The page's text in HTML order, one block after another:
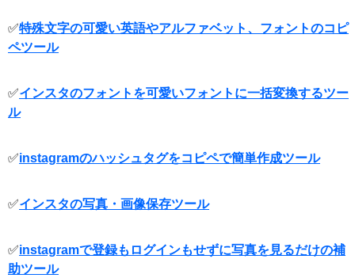
✅特殊文字の可愛い英語やアルファベット、フォントのコピ
ペツール
✅インスタのフォントを可愛いフォントに一括変換するツー
ル
✅instagramのハッシュタグをコピペで簡単作成ツール
✅インスタの写真・画像保存ツール
✅instagramで登録もログインもせずに写真を見るだけの補
助ツール